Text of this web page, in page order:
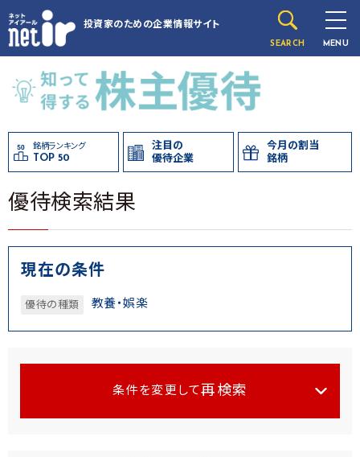
投資家のための企業情報サイト
SEARCH MENU
銘柄ランキング
TOP 50
注目の
優待企業
今月の割当
銘柄
優待検索結果
現在の条件
優待の種類 教養・娯楽
条件を変更して 再検索